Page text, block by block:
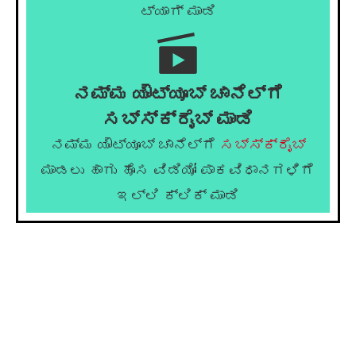
ಟ್ಯಾಗ್ ಮಾಡಿ
ನಮ್ಮ ಯೌಟ್ಯೂಬ್ ಚಾನೆಲ್ಗೆ
ಸಬ್ಸ್ಕ್ರೈಬ್ ಮಾಡಿ
ನಮ್ಮ ಯೌಟ್ಯೂಬ್ ಚಾನೆಲ್ಗೆ ಸಬ್ಸ್ಕ್ರೈಬ್
ಮಾಡಲು ಹಾಗು ಹೊಸ ವಿಡಿಯೋ ಪಾಕವಿಧಾನಗಳಿಗೆ
ಇಲ್ಲಿ ಕ್ಲಿಕ್ ಮಾಡಿ